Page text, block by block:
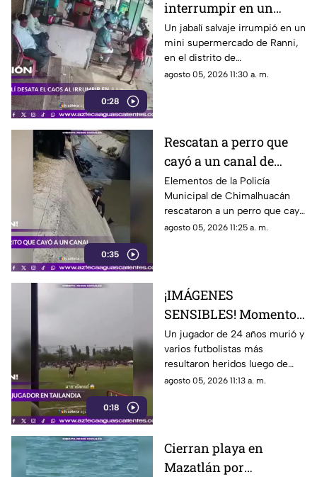
0:28
interrumpir en un
comercio y embiste a
un hombre
Un jabalí salvaje irrumpió en un
mini supermercado de Ranni,
en el distrito de
Pathanamthitta, Kerala, India,
agosto 05, 2026 11:30 a. m.
0:35
Rescatan a perro que
cayó a un canal de
aguas negras en
Chimalhuacán
Elementos de la Policía
Municipal de Chimalhuacán
rescataron a un perro que cayó
a un canal de aguas negras,
agosto 05, 2026 11:25 a. m.
0:18
¡IMÁGENES
SENSIBLES! Momento
en el que rayo cae
durante partido de
fútbol y mata a jugador
Un jugador de 24 años murió y
varios futbolistas más
resultaron heridos luego de
que un rayo impactara el
agosto 05, 2026 11:13 a. m.
Cierran playa en
Mazatlán por